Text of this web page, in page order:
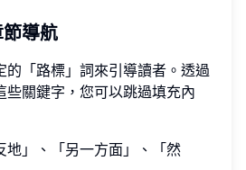
導航
的「路標」詞來引導讀者。透過
些關鍵字，您可以跳過填充內
地」、「另一方面」、「然